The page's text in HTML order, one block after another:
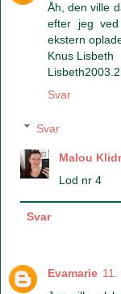
Åh, den ville
efter jeg
ekstern
Knus Lisbeth
Svar
Svar
Malou
Lod nr 4
Svar
Evamarie